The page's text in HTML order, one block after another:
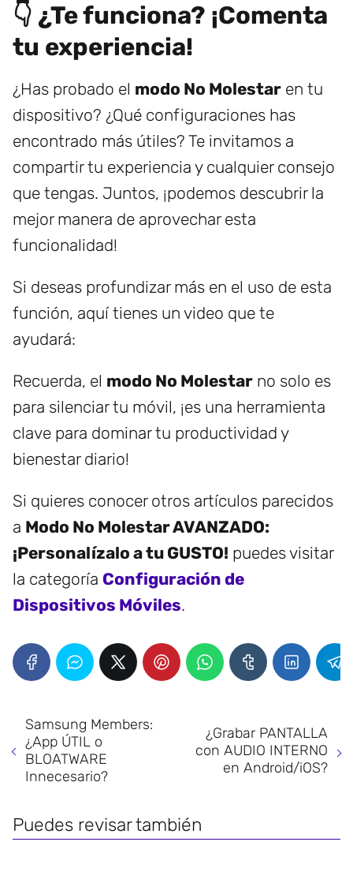
👇 ¿Te funciona? ¡Comenta
tu experiencia!
¿Has probado el modo No Molestar en tu
dispositivo? ¿Qué configuraciones has
encontrado más útiles? Te invitamos a
compartir tu experiencia y cualquier consejo
que tengas. Juntos, ¡podemos descubrir la
mejor manera de aprovechar esta
funcionalidad!
Si deseas profundizar más en el uso de esta
función, aquí tienes un video que te
ayudará:
Recuerda, el modo No Molestar no solo es
para silenciar tu móvil, ¡es una herramienta
clave para dominar tu productividad y
bienestar diario!
Si quieres conocer otros artículos parecidos
a Modo No Molestar AVANZADO:
¡Personalízalo a tu GUSTO! puedes visitar
la categoría Configuración de
Dispositivos Móviles.
Samsung Members:
¿App ÚTIL o
BLOATWARE
Innecesario?
¿Grabar PANTALLA
con AUDIO INTERNO
en Android/iOS?
Puedes revisar también